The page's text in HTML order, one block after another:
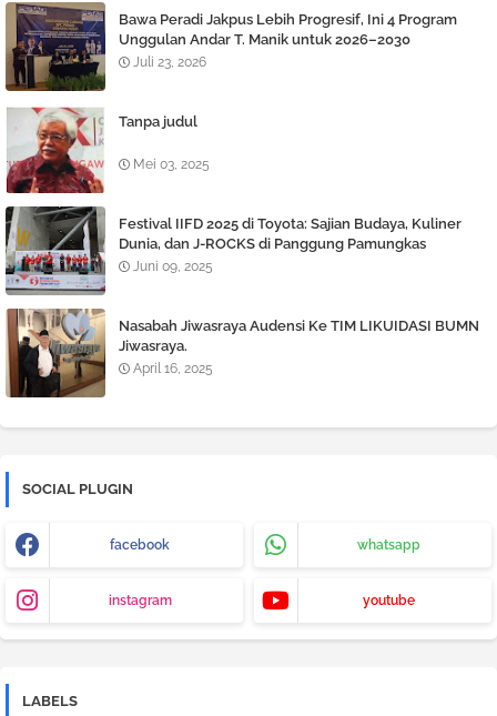
Bawa Peradi Jakpus Lebih Progresif, Ini 4 Program
Unggulan Andar T. Manik untuk 2026–2030
Juli 23, 2026
Tanpa judul
Mei 03, 2025
Festival IIFD 2025 di Toyota: Sajian Budaya, Kuliner
Dunia, dan J-ROCKS di Panggung Pamungkas
Juni 09, 2025
Nasabah Jiwasraya Audensi Ke TIM LIKUIDASI BUMN
Jiwasraya.
April 16, 2025
SOCIAL PLUGIN
facebook whatsapp
instagram youtube
LABELS